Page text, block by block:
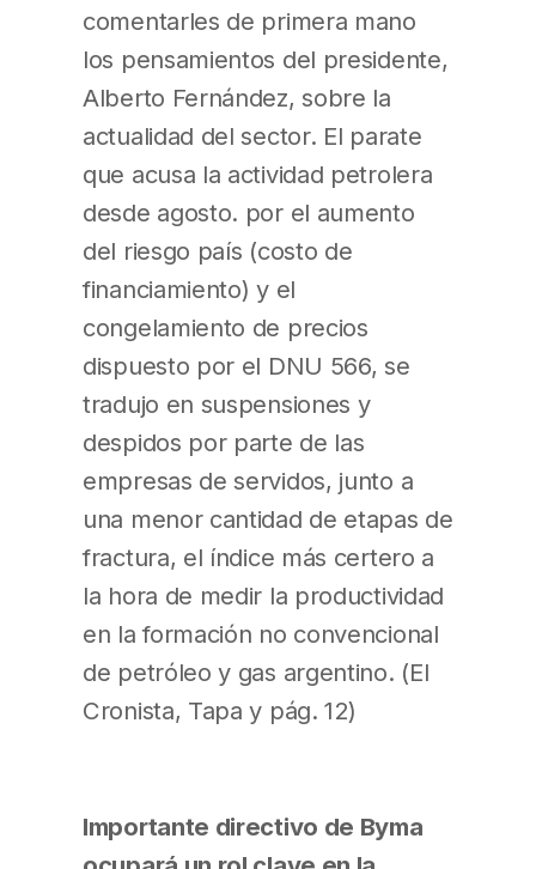
comentarles de primera mano
los pensamientos del presidente,
Alberto Fernández, sobre la
actualidad del sector. El parate
que acusa la actividad petrolera
desde agosto. por el aumento
del riesgo país (costo de
financiamiento) y el
congelamiento de precios
dispuesto por el DNU 566, se
tradujo en suspensiones y
despidos por parte de las
empresas de servidos, junto a
una menor cantidad de etapas de
fractura, el índice más certero a
la hora de medir la productividad
en la formación no convencional
de petróleo y gas argentino. (El
Cronista, Tapa y pág. 12)
Importante directivo de Byma